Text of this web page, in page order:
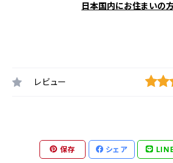
日本国内にお住まいの
レビュー
保存 シェア